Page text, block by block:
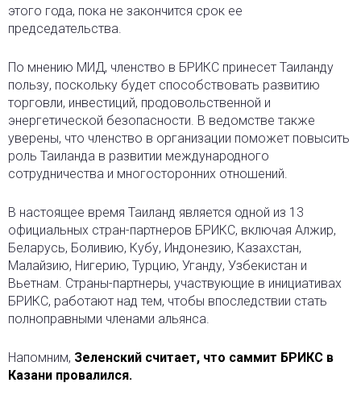
этого года, пока не закончится срок ее
председательства.
По мнению МИД, членство в БРИКС принесет Таиланду
пользу, поскольку будет способствовать развитию
торговли, инвестиций, продовольственной и
энергетической безопасности. В ведомстве также
уверены, что членство в организации поможет повысить
роль Таиланда в развитии международного
сотрудничества и многосторонних отношений.
В настоящее время Таиланд является одной из 13
официальных стран-партнеров БРИКС, включая Алжир,
Беларусь, Боливию, Кубу, Индонезию, Казахстан,
Малайзию, Нигерию, Турцию, Уганду, Узбекистан и
Вьетнам. Страны-партнеры, участвующие в инициативах
БРИКС, работают над тем, чтобы впоследствии стать
полноправными членами альянса.
Напомним, Зеленский считает, что саммит БРИКС в
Казани провалился.